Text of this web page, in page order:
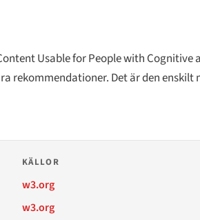
Usable for People with Cognitive
rekommendationer. Det är den enskilt
KÄLLOR
w3.org
w3.org